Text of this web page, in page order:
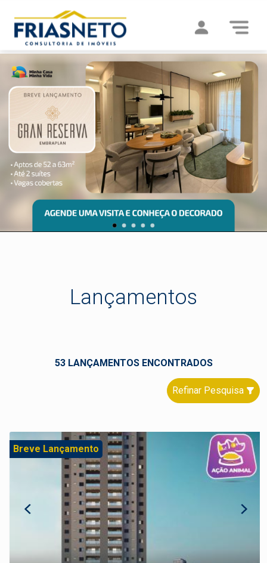
Lançamentos
53 LANÇAMENTOS ENCONTRADOS
Refinar Pesquisa
Breve Lançamento